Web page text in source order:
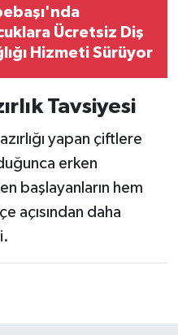
Ücretsiz Diş
Hizmeti Sürüyor
Tavsiyesi
yapan çiftlere
erken
başlayanların hem
açısından daha